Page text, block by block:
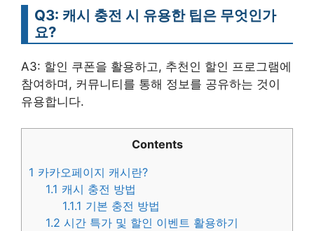
Q3: 캐시 충전 시 유용한 팁은 무엇인가
요?
A3: 할인 쿠폰을 활용하고, 추천인 할인 프로그램에
참여하며, 커뮤니티를 통해 정보를 공유하는 것이
유용합니다.
Contents
1 카카오페이지 캐시란?
1.1 캐시 충전 방법
1.1.1 기본 충전 방법
1.2 시간 특가 및 할인 이벤트 활용하기